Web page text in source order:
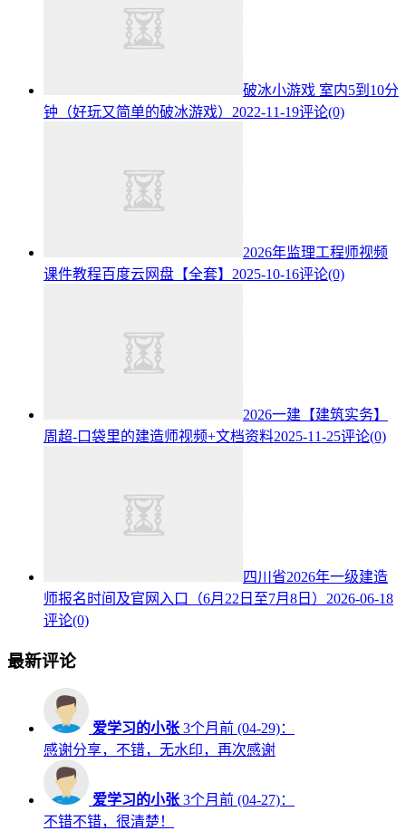
破冰小游戏 室内5到10分
钟（好玩又简单的破冰游戏） 2022-11-19评论(0)
2026年监理工程师视频
课件教程百度云网盘【全套】 2025-10-16评论(0)
2026一建【建筑实务】
周超-口袋里的建造师视频+文档资料2025-11-25评论(0)
四川省2026年一级建造
师报名时间及官网入口（6月22日至7月8日） 2026-06-18
评论(0)
最新评论
爱学习的小张 3个月前 (04-29)：
感谢分享，不错，无水印，再次感谢
爱学习的小张 3个月前 (04-27)：
不错不错，很清楚！